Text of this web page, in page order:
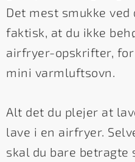
Det mest smukke
faktisk, at du ikke
airfryer-opskrifter,
mini varmluftsovn.
Alt det du plejer at
lave i en airfryer.
skal du bare betragte